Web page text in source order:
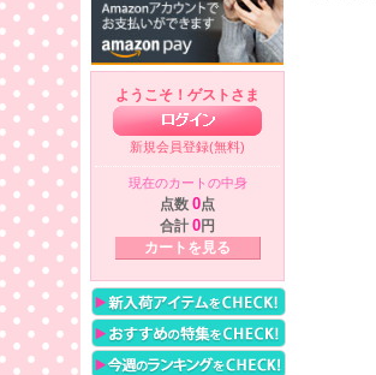
ようこそ！ゲストさま
新規会員登録(無料)
現在のカートの中身
点数 0点
合計 0円
カートを見る